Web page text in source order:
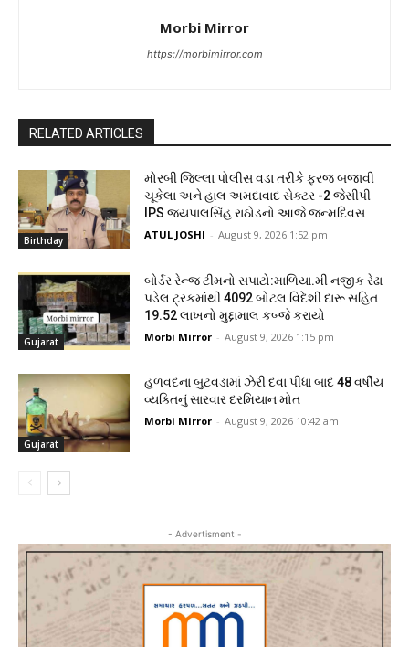
Morbi Mirror
https://morbimirror.com
RELATED ARTICLES
Birthday
મોરબી જિલ્લા પોલીસ વડા તરીકે ફરજ બજાવી
ચૂકેલા અને હાલ અમદાવાદ સેક્ટર -2 જેસીપી
IPS જયપાલસિંહ રાઠોડનો આજે જન્મદિવસ
ATUL JOSHI - August 9, 2026 1:52 pm
Gujarat
બોર્ડર રેન્જ ટીમનો સપાટો:માળિયા.મી નજીક રેઢા
પડેલ ટ્રકમાંથી 4092 બોટલ વિદેશી દારૂ સહિત
19.52 લાખનો મુદ્દામાલ કબ્જે કરાયો
Morbi Mirror - August 9, 2026 1:15 pm
Gujarat
હળવદના બુટવડામાં ઝેરી દવા પીધા બાદ 48 વર્ષીય
વ્યક્તિનું સારવાર દરમિયાન મોત
Morbi Mirror - August 9, 2026 10:42 am
- Advertisment -